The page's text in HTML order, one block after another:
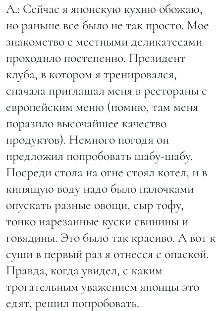
А.: Сейчас я японскую кухню обожаю,
но раньше все было не так просто. Мое
знакомство с местными деликатесами
проходило постепенно. Президент
клуба, в котором я тренировался,
сначала приглашал меня в рестораны с
европейским меню (помню, там меня
поразило высочайшее качество
продуктов). Немного погодя он
предложил попробовать шабу-шабу.
Посреди стола на огне стоял котел, и в
кипящую воду надо было палочками
опускать разные овощи, сыр тофу,
тонко нарезанные куски свинины и
говядины. Это было так красиво. А вот к
суши в первый раз я отнесся с опаской.
Правда, когда увидел, с каким
трогательным уважением японцы это
едят, решил попробовать.